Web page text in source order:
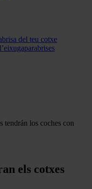
del teu cotxe
tendrán los coches con
els cotxes